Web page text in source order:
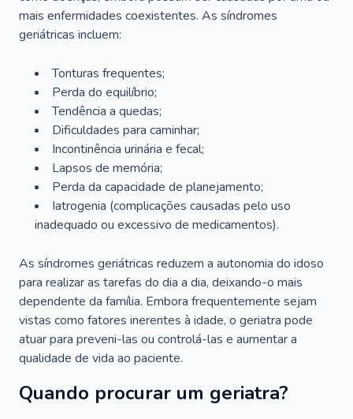
mais enfermidades coexistentes. As síndromes
geriátricas incluem:
Tonturas frequentes;
Perda do equilíbrio;
Tendência a quedas;
Dificuldades para caminhar;
Incontinência urinária e fecal;
Lapsos de memória;
Perda da capacidade de planejamento;
Iatrogenia (complicações causadas pelo uso
inadequado ou excessivo de medicamentos).
As síndromes geriátricas reduzem a autonomia do idoso
para realizar as tarefas do dia a dia, deixando-o mais
dependente da família. Embora frequentemente sejam
vistas como fatores inerentes à idade, o geriatra pode
atuar para preveni-las ou controlá-las e aumentar a
qualidade de vida ao paciente.
Quando procurar um geriatra?